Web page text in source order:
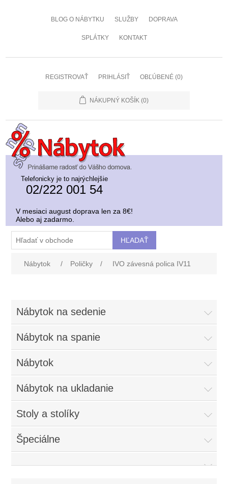
BLOG O NÁBYTKU SLUŽBY DOPRAVA
SPLÁTKY KONTAKT
REGISTROVAŤ PRIHLÁSIŤ OBĽÚBENÉ (0)
NÁKUPNÝ KOŠÍK (0)
Telefonicky je to najrýchlejšie
02/222 001 54
V mesiaci august doprava len za 8€!
Alebo aj zadarmo.
Nábytok / Poličky / IVO závesná polica IV11
Nábytok na sedenie
Nábytok na spanie
Nábytok
Nábytok na ukladanie
Stoly a stolíky
Špeciálne